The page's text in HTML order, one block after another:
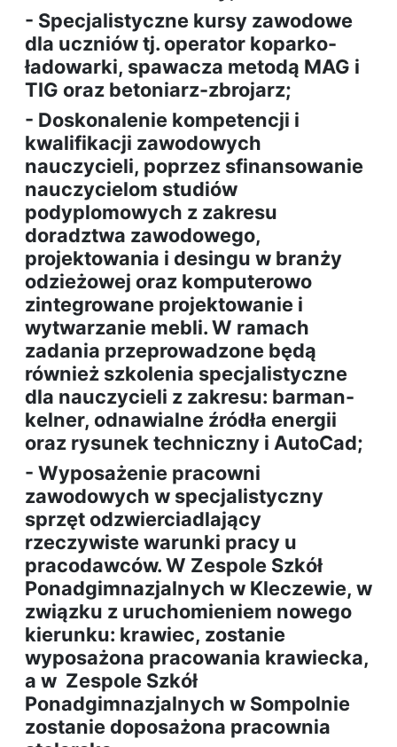
- Specjalistyczne kursy zawodowe
dla uczniów tj. operator koparko-
ładowarki, spawacza metodą MAG i
TIG oraz betoniarz-zbrojarz;
- Doskonalenie kompetencji i
kwalifikacji zawodowych
nauczycieli, poprzez sfinansowanie
nauczycielom studiów
podyplomowych z zakresu
doradztwa zawodowego,
projektowania i desingu w branży
odzieżowej oraz komputerowo
zintegrowane projektowanie i
wytwarzanie mebli. W ramach
zadania przeprowadzone będą
również szkolenia specjalistyczne
dla nauczycieli z zakresu: barman-
kelner, odnawialne źródła energii
oraz rysunek techniczny i AutoCad;
- Wyposażenie pracowni
zawodowych w specjalistyczny
sprzęt odzwierciadlający
rzeczywiste warunki pracy u
pracodawców. W Zespole Szkół
Ponadgimnazjalnych w Kleczewie, w
związku z uruchomieniem nowego
kierunku: krawiec, zostanie
wyposażona pracowania krawiecka,
a w Zespole Szkół
Ponadgimnazjalnych w Sompolnie
zostanie doposażona pracownia